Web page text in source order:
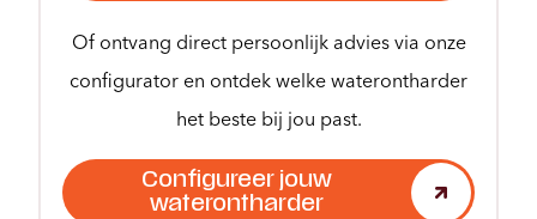
Of ontvang direct persoonlijk advies via onze
configurator en ontdek welke waterontharder
het beste bij jou past.
Configureer jouw
waterontharder